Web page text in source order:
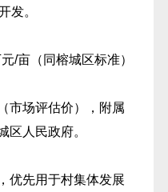
发。
/亩（同榕城区标准）
市场评估价），附属
区人民政府。
优先用于村集体发展